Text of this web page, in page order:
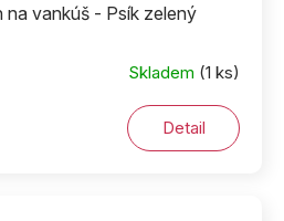
na vankúš - Psík zelený
Skladem (1 ks)
Detail